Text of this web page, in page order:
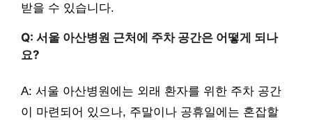
받을 수 있습니다.
Q: 서울 아산병원 근처에 주차 공간은 어떻게 되나
요?
A: 서울 아산병원에는 외래 환자를 위한 주차 공간
이 마련되어 있으나, 주말이나 공휴일에는 혼잡할